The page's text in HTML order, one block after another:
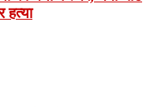
हत्या